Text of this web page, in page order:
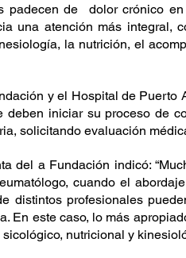
padecen de  dolor crónico
una atención más integral,
la nutrición, el
y el Hospital de Puerto
deben iniciar su proceso de
solicitando evaluación
del a Fundación indicó:
cuando el
distintos profesionales
En este caso, lo más
nutricional y